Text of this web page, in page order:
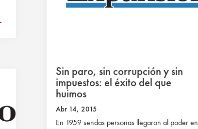
Sin paro, sin corrupción y sin
impuestos: el éxito del que
huimos
Abr 14, 2015
En 1959 sendas personas llegaron al poder en